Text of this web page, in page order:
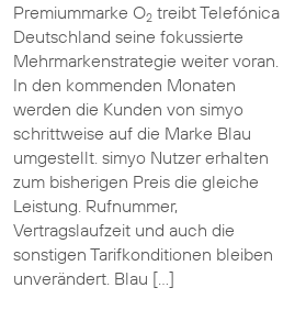
Premiummarke O2treibt Telefónica
Deutschland seine fokussierte
Mehrmarkenstrategie weiter voran.
In den kommenden Monaten
werden die Kunden von simyo
schrittweise auf die Marke Blau
umgestellt. simyo Nutzer erhalten
zum bisherigen Preis die gleiche
Leistung. Rufnummer,
Vertragslaufzeit und auch die
sonstigen Tarifkonditionen bleiben
unverändert. Blau […]